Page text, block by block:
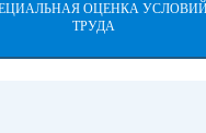
ОЦЕНКА
ТРУДА